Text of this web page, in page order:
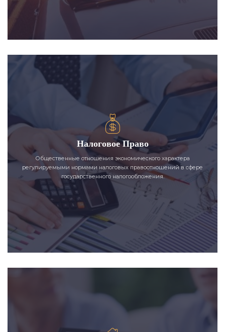
Налоговое Право
Общественные отношения экономического характера
регулируемыми нормами налоговых правоотношений в сфере
государственного налогообложения.